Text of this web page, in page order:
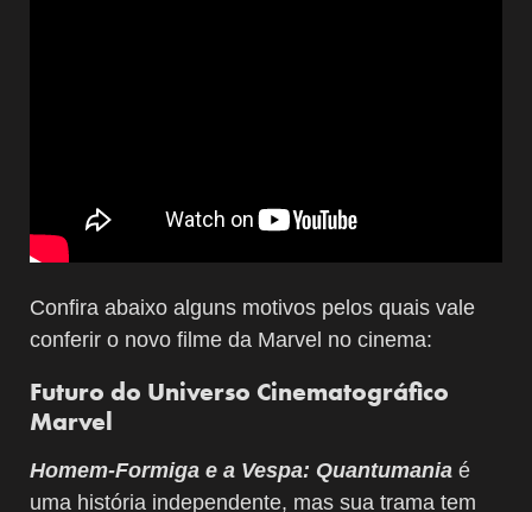
Confira abaixo alguns motivos pelos quais vale
conferir o novo filme da Marvel no cinema:
Futuro do Universo Cinematográfico
Marvel
Homem-Formiga e a Vespa: Quantumania é
uma história independente, mas sua trama tem